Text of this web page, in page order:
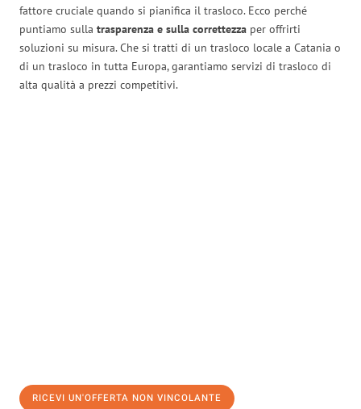
fattore cruciale quando si pianifica il trasloco. Ecco perché
puntiamo sulla trasparenza e sulla correttezza per offrirti
soluzioni su misura. Che si tratti di un trasloco locale a Catania o
di un trasloco in tutta Europa, garantiamo servizi di trasloco di
alta qualità a prezzi competitivi.
RICEVI UN'OFFERTA NON VINCOLANTE